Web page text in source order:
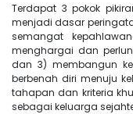
Terdapat 3 pokok
menjadi dasar
semangat
menghargai dan
dan 3) membangun
berbenah diri menuju
tahapan dan kriteria
sebagai keluarga